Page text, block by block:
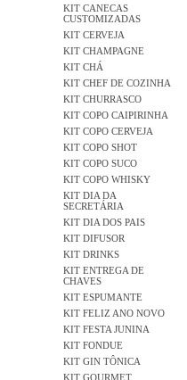
KIT CANECAS
CUSTOMIZADAS
KIT CERVEJA
KIT CHAMPAGNE
KIT CHÁ
KIT CHEF DE COZINHA
KIT CHURRASCO
KIT COPO CAIPIRINHA
KIT COPO CERVEJA
KIT COPO SHOT
KIT COPO SUCO
KIT COPO WHISKY
KIT DIA DA
SECRETÁRIA
KIT DIA DOS PAIS
KIT DIFUSOR
KIT DRINKS
KIT ENTREGA DE
CHAVES
KIT ESPUMANTE
KIT FELIZ ANO NOVO
KIT FESTA JUNINA
KIT FONDUE
KIT GIN TÔNICA
KIT GOURMET